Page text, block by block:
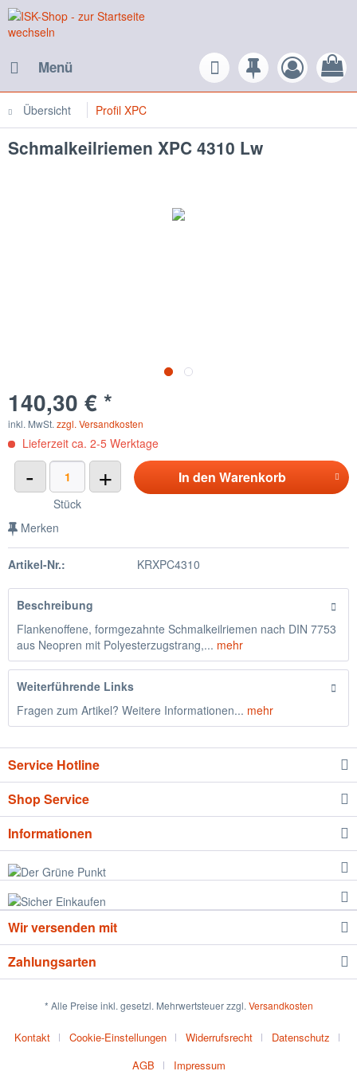
Menü
Übersicht Profil XPC
Schmalkeilriemen XPC 4310 Lw
140,30 € *
inkl. MwSt. zzgl. Versandkosten
Lieferzeit ca. 2-5 Werktage
- +
Stück
In den Warenkorb
Merken
Artikel-Nr.: KRXPC4310
Beschreibung
Flankenoffene, formgezahnte Schmalkeilriemen nach DIN 7753
aus Neopren mit Polyesterzugstrang,... mehr
Weiterführende Links
Fragen zum Artikel? Weitere Informationen... mehr
Service Hotline
Shop Service
Informationen
Wir versenden mit
Zahlungsarten
* Alle Preise inkl. gesetzl. Mehrwertsteuer zzgl. Versandkosten
Kontakt Cookie-Einstellungen Widerrufsrecht
Datenschutz
AGB
Impressum